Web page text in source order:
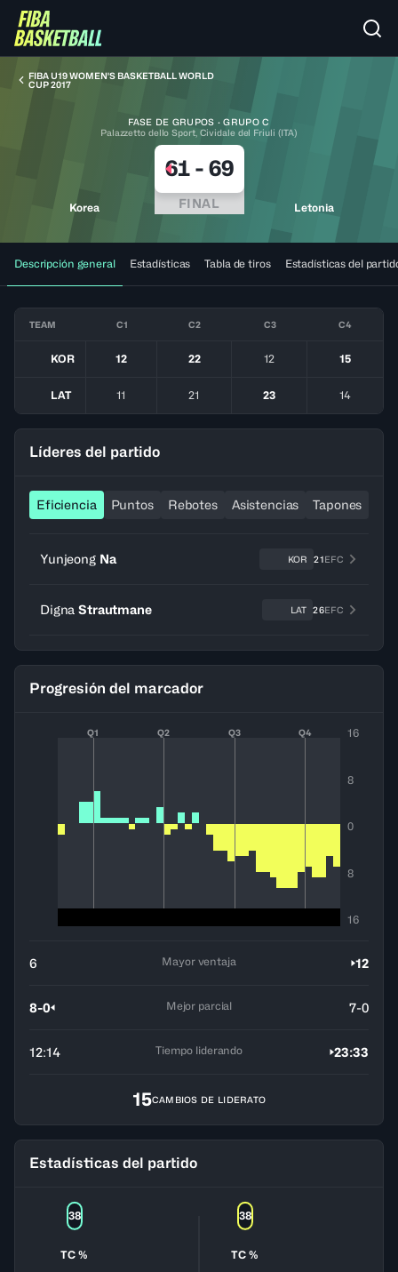
FIBA U19 WOMEN'S BASKETBALL WORLD
CUP 2017
FASE DE GRUPOS · GRUPO C
Palazzetto dello Sport, Cividale del Friuli (ITA)
Korea
61- 69
FINAL Letonia
Descripción general Estadísticas Tabla de tiros Estadísticas del
TEAM C1 C2 C3 C4
KOR 12 22 12 15
LAT 11 21 23 14
Líderes del partido
Eficiencia Puntos Rebotes Asistencias Tapones
Yunjeong Na KOR 21EFC
Digna Strautmane LAT 26EFC
Progresión del marcador
Q1 Q2 Q3 Q4 16
8
0
8
16
6 Mayor ventaja 12
8-0 Mejor parcial 7-0
12:14 Tiempo liderando 23:33
15CAMBIOS DE LIDERATO
Estadísticas del partido
TC %
38
TC %
38